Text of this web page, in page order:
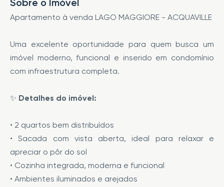
Sobre o Imóvel
Apartamento à venda LAGO MAGGIORE - ACQUAVILLE
Uma excelente oportunidade para quem busca um
imóvel moderno, funcional e inserido em condomínio
com infraestrutura completa.
✨ Detalhes do imóvel:
• 2 quartos bem distribuídos
• Sacada com vista aberta, ideal para relaxar e
apreciar o pôr do sol
• Cozinha integrada, moderna e funcional
• Ambientes iluminados e arejados